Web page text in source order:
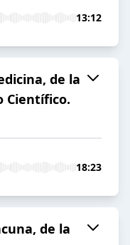
13:12
de la
Científico.
18:23
de la